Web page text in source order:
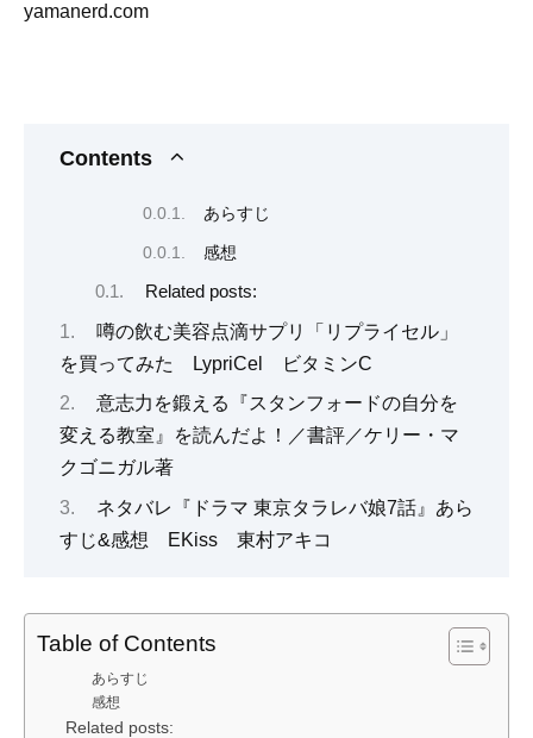
yamanerd.com
Contents
あらすじ
感想
Related posts:
噂の飲む美容点滴サプリ「リプライセル」
を買ってみた LypriCel ビタミンC
意志力を鍛える『スタンフォードの自分を
変える教室』を読んだよ！／書評／ケリー・マ
クゴニガル著
ネタバレ『ドラマ 東京タラレバ娘7話』あら
すじ&感想 EKiss 東村アキコ
Table of Contents
あらすじ
感想
Related posts: